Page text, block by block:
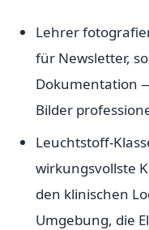
Lehrer
für Newsletter,
Dokumentation
Bilder
Leuchtstoff-
wirkungsvollste
den klinischen
Umgebung, die